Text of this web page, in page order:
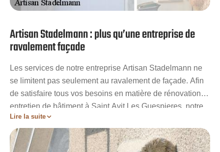
Artisan Stadelmann : plus qu’une entreprise de
ravalement façade
Les services de notre entreprise Artisan Stadelmann ne
se limitent pas seulement au ravalement de façade. Afin
de satisfaire tous vos besoins en matière de rénovation et
entretien de bâtiment à Saint Avit Les Guespieres, notre
établissement vous propose une large sélection de
prestations. Peinture sur tuiles, nettoyage et démoussage
toiture, pose de velux, réparation fuite toiture, pose et
Lire la suite